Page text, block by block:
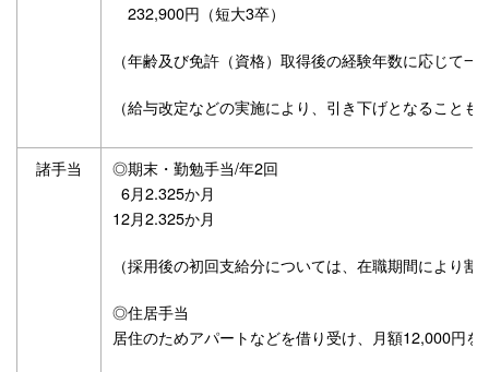
232,900円（短大3卒）
（年齢及び免許（資格）取得後の経験年数に応じて
（給与改定などの実施により、引き下げとなることも
諸手当
◎期末・勤勉手当/年2回
6月2.325か月
12月2.325か月
（採用後の初回支給分については、在職期間により割
◎住居手当
居住のためアパートなどを借り受け、月額12,000円